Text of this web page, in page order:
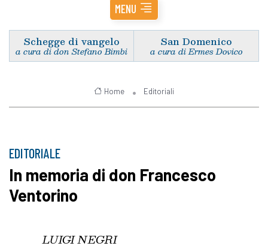
MENU
Schegge di vangelo
a cura di don Stefano Bimbi
San Domenico
a cura di Ermes Dovico
Home Editoriali
EDITORIALE
In memoria di don Francesco
Ventorino
LUIGI NEGRI